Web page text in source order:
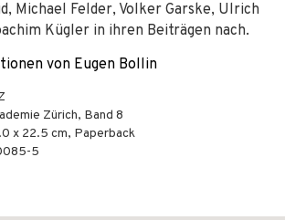
Michael Felder, Volker Garske, Ulrich
Kügler in ihren Beiträgen nach.
von Eugen Bollin
Zürich, Band 8
x 22.5 cm, Paperback
5